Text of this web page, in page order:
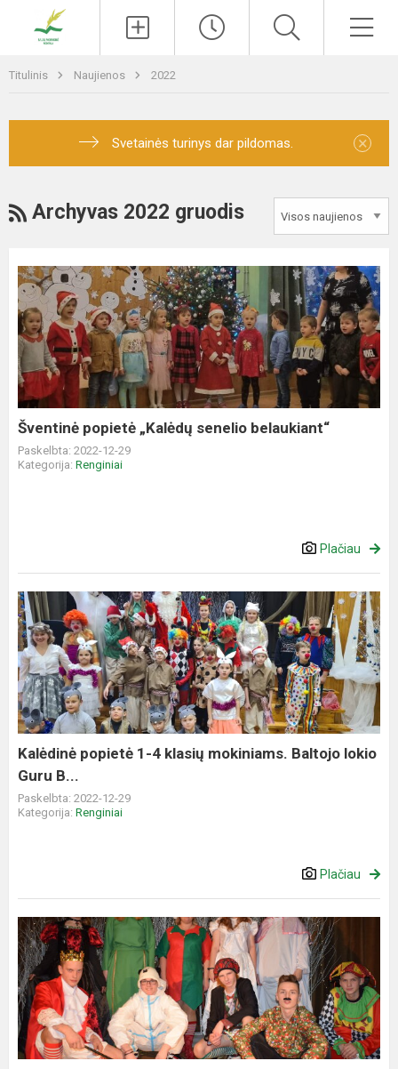
Titulinis Naujienos 2022
Svetainės turinys dar pildomas. ×
RSS
Archyvas 2022 gruodis
Šventinė
popietė
„Kalėdų
senelio
belaukiant“
Šventinė popietė „Kalėdų senelio belaukiant“
Paskelbta: 2022-12-29
Kategorija: Renginiai
Plačiau
Kalėdinė
popietė
1-
4
klasių
mokiniams.
Baltojo
lokio
Guru
B...
Kalėdinė popietė 1-4 klasių mokiniams. Baltojo lokio
Guru B...
Paskelbta: 2022-12-29
Kategorija: Renginiai
Plačiau
Karnavalas
5-
10
klasių
mokiniams
2022